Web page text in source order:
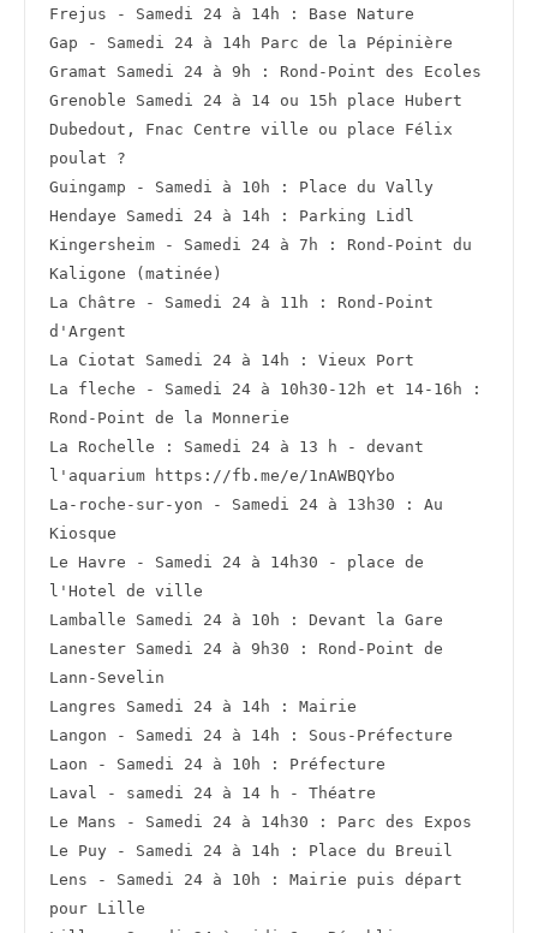
Frejus - Samedi 24 à 14h : Base Nature
Gap - Samedi 24 à 14h Parc de la Pépinière
Gramat Samedi 24 à 9h : Rond-Point des Ecoles
Grenoble Samedi 24 à 14 ou 15h place Hubert
Dubedout, Fnac Centre ville ou place Félix
poulat ?
Guingamp - Samedi à 10h : Place du Vally
Hendaye Samedi 24 à 14h : Parking Lidl
Kingersheim - Samedi 24 à 7h : Rond-Point du
Kaligone (matinée)
La Châtre - Samedi 24 à 11h : Rond-Point
d'Argent
La Ciotat Samedi 24 à 14h : Vieux Port
La fleche - Samedi 24 à 10h30-12h et 14-16h :
Rond-Point de la Monnerie
La Rochelle : Samedi 24 à 13 h - devant
l'aquarium https://fb.me/e/1nAWBQYbo
La-roche-sur-yon - Samedi 24 à 13h30 : Au
Kiosque
Le Havre - Samedi 24 à 14h30 - place de
l'Hotel de ville
Lamballe Samedi 24 à 10h : Devant la Gare
Lanester Samedi 24 à 9h30 : Rond-Point de
Lann-Sevelin
Langres Samedi 24 à 14h : Mairie
Langon - Samedi 24 à 14h : Sous-Préfecture
Laon - Samedi 24 à 10h : Préfecture
Laval - samedi 24 à 14 h - Théatre
Le Mans - Samedi 24 à 14h30 : Parc des Expos
Le Puy - Samedi 24 à 14h : Place du Breuil
Lens - Samedi 24 à 10h : Mairie puis départ
pour Lille